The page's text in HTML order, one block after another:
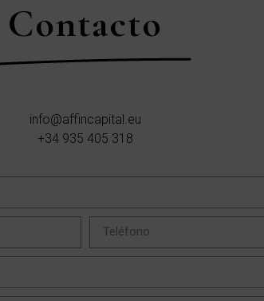
Contacto
info@affincapital.eu
+34 935 405 318